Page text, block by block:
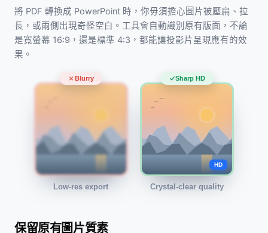
將 PDF 轉換成 PowerPoint 時，你毋須擔心圖片被壓扁、拉
長，或兩側出現奇怪空白。工具會自動識別原有版面，不論
是寬螢幕 16:9，還是標準 4:3，都能讓投影片呈現應有的效
果。
Blurry
Low-res export
Sharp HD
HD
Crystal-clear quality
保留原有圖片質素